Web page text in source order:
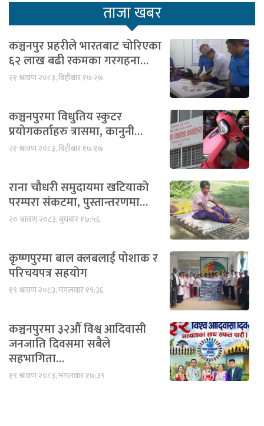
ताजा खबर
कञ्चनपुर प्रहरीले भारतबाट चोरिएका
६२ लाख बढी रकमका गरगहना…
२१ श्रावण २०८३, बिहीबार १७:२७
कञ्चनपुरमा विधुतिय स्कुटर
प्रयोगकर्ताहरु त्रासमा, कानुनी…
२१ श्रावण २०८३, बिहीबार १७:१७
राना चौधरी समुदायमा खटियाको
परम्परा संकटमा, पुस्तान्तरणमा…
२० श्रावण २०८३, बुधबार १७:५६
कृष्णपुरमा बाल क्लबलाई पोशाक र
परिचयपत्र सहयोग
१९ श्रावण २०८३, मंगलवार १९:३६
कञ्चनपुरमा ३२औँ विश्व आदिवासी
जनजाति दिवसमा सबैले
सहभागिता…
१९ श्रावण २०८३, मंगलवार १७:३९